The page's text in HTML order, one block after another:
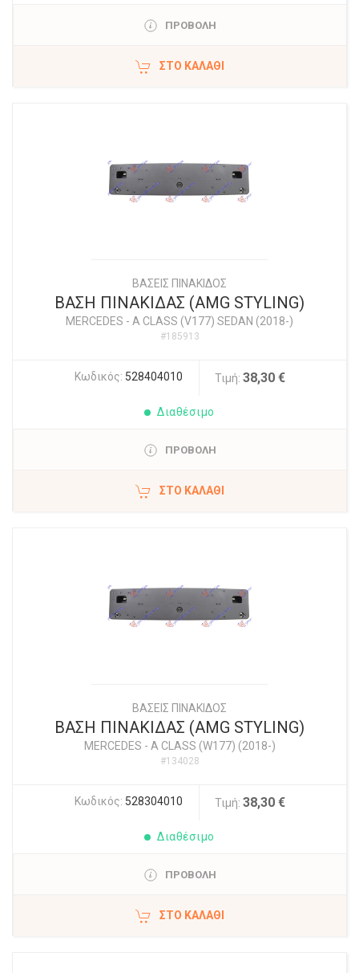
ΠΡΟΒΟΛΗ
ΣΤΟ ΚΑΛΆΘΙ
ΒΑΣΕΙΣ ΠΙΝΑΚΙΔΟΣ
ΒΑΣΗ ΠΙΝΑΚΙΔΑΣ (AMG STYLING)
MERCEDES - A CLASS (V177) SEDAN (2018-)
#185913
Κωδικός: 528404010 Τιμή: 38,30 €
Διαθέσιμο
ΠΡΟΒΟΛΗ
ΣΤΟ ΚΑΛΆΘΙ
ΒΑΣΕΙΣ ΠΙΝΑΚΙΔΟΣ
ΒΑΣΗ ΠΙΝΑΚΙΔΑΣ (AMG STYLING)
MERCEDES - A CLASS (W177) (2018-)
#134028
Κωδικός: 528304010 Τιμή: 38,30 €
Διαθέσιμο
ΠΡΟΒΟΛΗ
ΣΤΟ ΚΑΛΆΘΙ